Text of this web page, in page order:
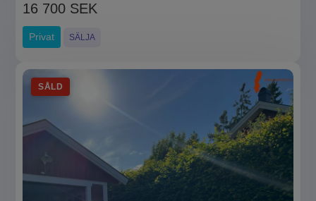
16 700 SEK
Privat SÄLJA
SÅLD